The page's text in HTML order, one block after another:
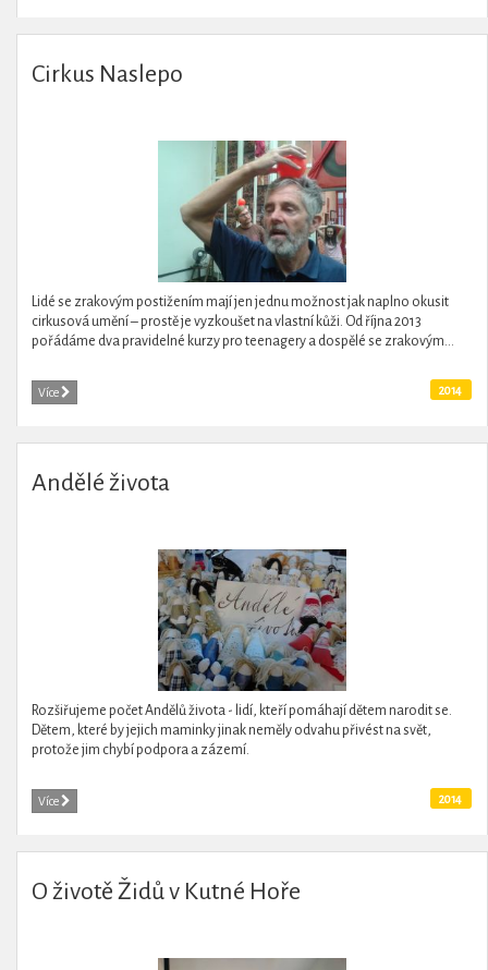
Cirkus Naslepo
Lidé se zrakovým postižením mají jen jednu možnost jak naplno okusit
cirkusová umění – prostě je vyzkoušet na vlastní kůži. Od října 2013
pořádáme dva pravidelné kurzy pro teenagery a dospělé se zrakovým...
Více 2014
Andělé života
Rozšiřujeme počet Andělů života - lidí, kteří pomáhají dětem narodit se.
Dětem, které by jejich maminky jinak neměly odvahu přivést na svět,
protože jim chybí podpora a zázemí.
Více 2014
O životě Židů v Kutné Hoře